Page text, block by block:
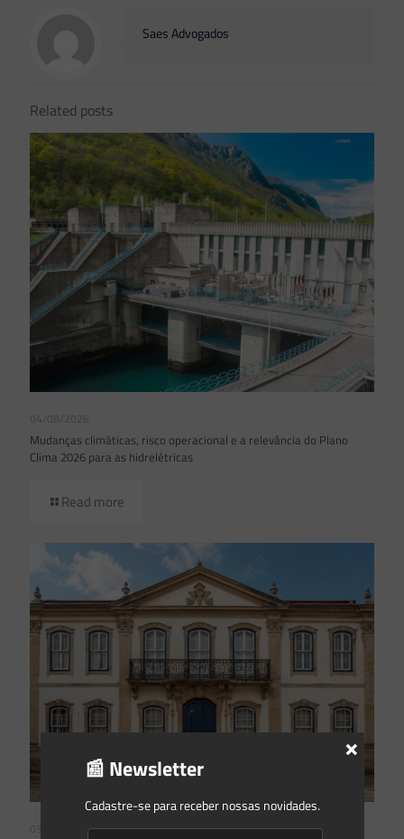
Saes Advogados
Related posts
04/08/2026
Mudanças climáticas, risco operacional e a relevância do Plano
Clima 2026 para as hidrelétricas
Read more
03/08/2026
📰 Newsletter
Cadastre-se para receber nossas novidades.
×